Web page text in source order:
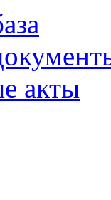
акты